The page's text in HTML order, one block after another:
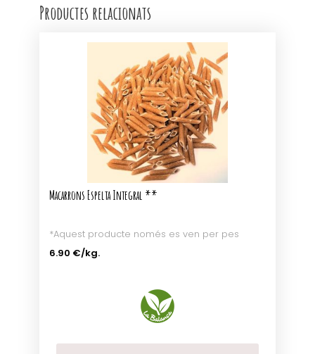
Productes relacionats
Macarrons Espelta Integral **
*Aquest producte només es ven per pes
6.90 €/kg.